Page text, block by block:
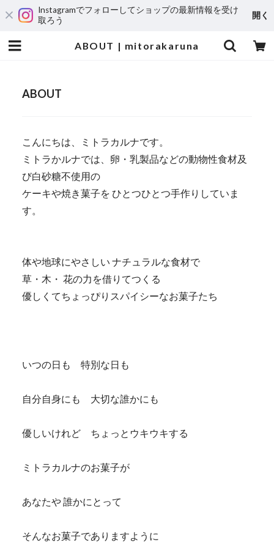
Instagramでフォローしてショップの最新情報を受け
取ろう
開く
ABOUT | mitorakaruna
ABOUT
こんにちは、ミトラカルナです。
ミトラかルナでは、卵・乳製品などの動物性食材及
び白砂糖不使用の
ケーキや焼き菓子を ひとつひとつ手作りしていま
す。
体や地球にやさしい ナチュラルな食材で
草・木・ 花の力を借りてつくる
優しくてちょっぴりスパイシーなお菓子たち
いつの日も 特別な日も
自分自身にも 大切な誰かにも
優しいけれど ちょっとウキウキする
ミトラカルナのお菓子が
あなたや 誰かにとって
そんなお菓子でありますように